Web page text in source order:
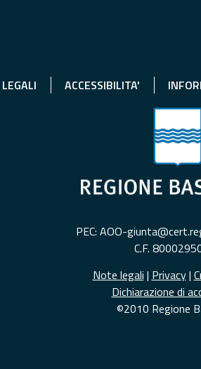
ACCESSIBILITA'
PEC: AOO-
C.F.
Note legali | Privacy|
Dichiarazione di
©2010 Regione